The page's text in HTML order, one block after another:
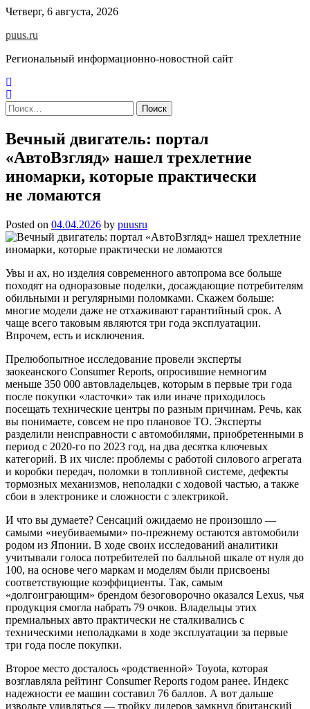
Skip
content
Четверг, 6 августа, 2026
puus.ru
Региональный информационно-новостной сайт
Найти:
Вечный двигатель: портал
«АвтоВзгляд» нашел трехлетние
иномарки, которые практически
не ломаются
Posted on 04.04.2026 by puusru
Увы и ах, но изделия современного автопрома все больше
походят на одноразовые поделки, досаждающие потребителям
обильными и регулярными поломками. Скажем больше:
многие модели даже не отхаживают гарантийный срок. А
чаще всего таковым являются три года эксплуатации.
Впрочем, есть и исключения.
Прелюбопытное исследование провели эксперты
заокеанского Consumer Reports, опросившие немногим
меньше 350 000 автовладельцев, которым в первые три года
после покупки «ласточки» так или иначе приходилось
посещать технические центры по разным причинам. Речь, как
вы понимаете, совсем не про плановое ТО. Эксперты
разделили неисправности с автомобилями, приобретенными в
период с 2020-го по 2023 год, на два десятка ключевых
категорий. В их числе: проблемы с работой силового агрегата
и коробки передач, поломки в топливной системе, дефекты
тормозных механизмов, неполадки с ходовой частью, а также
сбои в электронике и сложности с электрикой.
И что вы думаете? Сенсаций ожидаемо не произошло —
самыми «неубиваемыми» по-прежнему остаются автомобили
родом из Японии. В ходе своих исследований аналитики
учитывали голоса потребителей по балльной шкале от нуля до
100, на основе чего маркам и моделям были присвоены
соответствующие коэффициенты. Так, самым
«долгоиграющим» брендом безоговорочно оказался Lexus, чья
продукция смогла набрать 79 очков. Владельцы этих
премиальных авто практически не сталкивались с
техническими неполадками в ходе эксплуатации за первые
три года после покупки.
Второе место досталось «родственной» Toyota, которая
возглавляла рейтинг Consumer Reports годом ранее. Индекс
надежности ее машин составил 76 баллов. А вот дальше
извольте удивляться — тройку лидеров замкнул британский